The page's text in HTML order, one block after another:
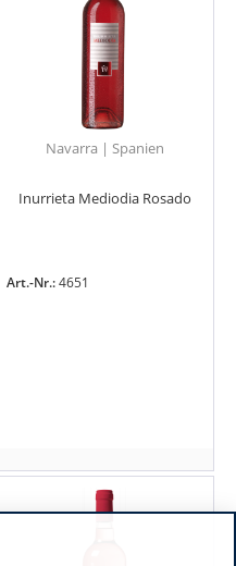
Navarra | Spanien
Inurrieta Mediodia Rosado
Art.-Nr.:4651